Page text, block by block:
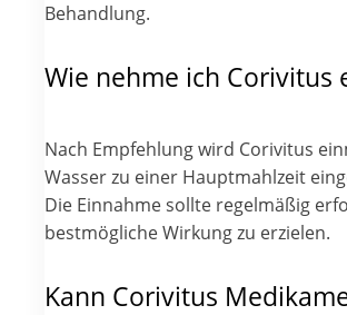
Behandlung.
Wie nehme ich Corivitus
Nach Empfehlung wird Corivitus
Wasser zu einer Hauptmahlzeit
Die Einnahme sollte regelmäßig
bestmögliche Wirkung zu erzielen.
Kann Corivitus